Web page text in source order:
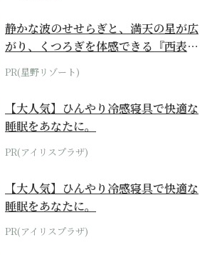
静かな波のせせらぎと、満天の星が広
がり、くつろぎを体感できる『西表島
ホテル by...
PR(星野リゾート)
【大人気】ひんやり冷感寝具で快適な
睡眠をあなたに。
PR(アイリスプラザ)
【大人気】ひんやり冷感寝具で快適な
睡眠をあなたに。
PR(アイリスプラザ)